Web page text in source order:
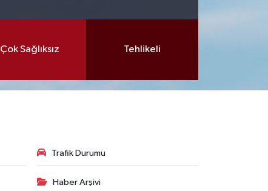
Çok Sağlıksız Tehlikeli
Trafik Durumu
Haber Arşivi